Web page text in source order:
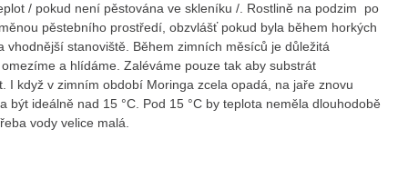
/ pokud není pěstována ve skleníku /. Rostlině na podzim po
pěstebního prostředí, obzvlášť pokud byla během horkých
stanoviště. Během zimních měsíců je důležitá
a hlídáme. Zaléváme pouze tak aby substrát
když v zimním období Moringa zcela opadá, na jaře znovu
ideálně nad 15 °C. Pod 15 °C by teplota neměla dlouhodobě
vody velice malá.